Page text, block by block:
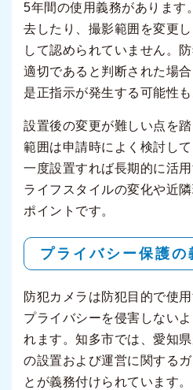
5年間の使用義務があります
去したり、撮影範囲を変更
して認められていません。
適切であると判断された場
是正指示が発生する可能性も
設置後の変更が難しい点を
範囲は申請時によく検討し
一度設置すれば長期的に活
ライフスタイルの変化や近
ポイントです。
プライバシー保護の
防犯カメラは防犯目的で使
プライバシーを侵害しない
れます。知多市では、愛知
の設置および運営に関する
とが義務付けられています。